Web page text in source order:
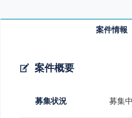
案件情報
案件概要
募集状況 募集